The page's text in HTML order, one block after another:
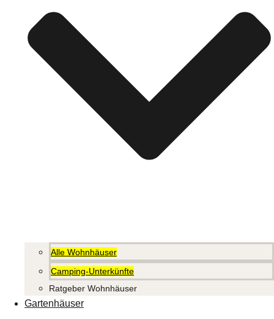
Alle Wohnhäuser
Camping-Unterkünfte
Ratgeber Wohnhäuser
Gartenhäuser